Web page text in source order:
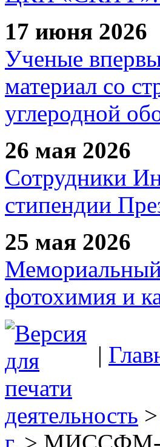
17 июня 2026
Ученые
материал со
углеродной
26 мая 2026
Сотрудники
стипендии
25 мая 2026
Мемориальный
фотохимия и
|
деятельность >